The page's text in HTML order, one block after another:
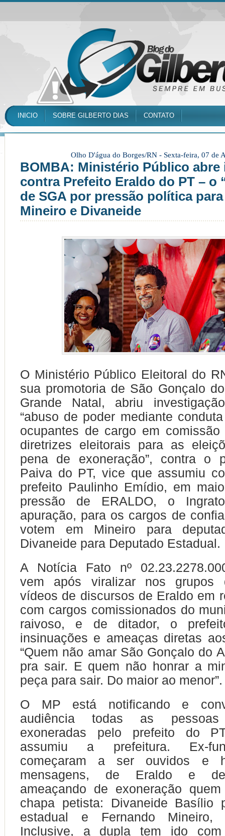
INICIO SOBRE GILBERTO DIAS CONTATO
Olho D'água do Borges/RN - Sexta-feira, 07 de
BOMBA: Ministério Público abre
contra Prefeito Eraldo do PT – o
de SGA por pressão política
Mineiro e Divaneide
O Ministério Público Eleitoral do
sua promotoria de São Gonçalo
Grande Natal, abriu
“abuso de poder mediante
ocupantes de cargo em
diretrizes eleitorais para as
pena de exoneração”, contra o
Paiva do PT, vice que assumiu
prefeito Paulinho Emídio, em
pressão de ERALDO, o
apuração, para os cargos de
votem em Mineiro para
Divaneide para Deputado Estadual.
A Notícia Fato nº
vem após viralizar nos grupos
vídeos de discursos de Eraldo em
com cargos comissionados do
raivoso, e de ditador, o
insinuações e ameaças diretas
“Quem não amar São Gonçalo do
pra sair. E quem não honrar a
peça para sair. Do maior ao menor”.
O MP está notificando e
audiência todas as
exoneradas pelo prefeito do
assumiu a prefeitura. Ex-
começaram a ser ouvidos e
mensagens, de Eraldo e de
ameaçando de exoneração
chapa petista: Divaneide Basílio
estadual e Fernando Mineiro,
Inclusive, a dupla tem ido